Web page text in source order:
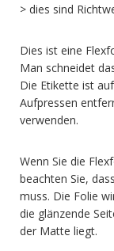
> dies sind
Dies ist eine
Man schneidet
Die Etikette ist
Aufpressen
verwenden.
Wenn Sie die
beachten Sie,
muss. Die Folie
die glänzende
der Matte liegt.